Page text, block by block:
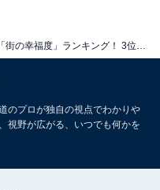
のプロが独自の視点でわかりや
視野が広がる、いつでも何かを